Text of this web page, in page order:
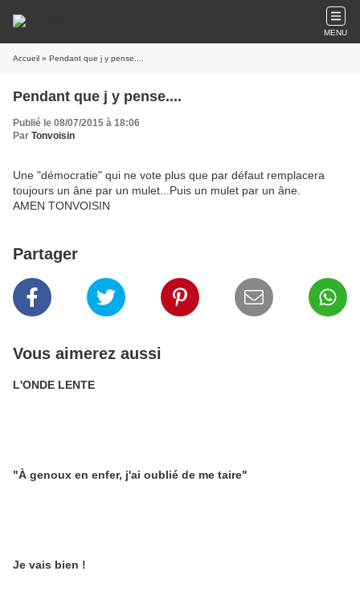
MENU
Accueil » Pendant que j y pense....
Pendant que j y pense....
Publié le 08/07/2015 à 18:06
Par Tonvoisin
Une "démocratie" qui ne vote plus que par défaut remplacera
toujours un âne par un mulet...Puis un mulet par un âne.
AMEN TONVOISIN
Partager
Vous aimerez aussi
L'ONDE LENTE
"À genoux en enfer, j'ai oublié de me taire"
Je vais bien !